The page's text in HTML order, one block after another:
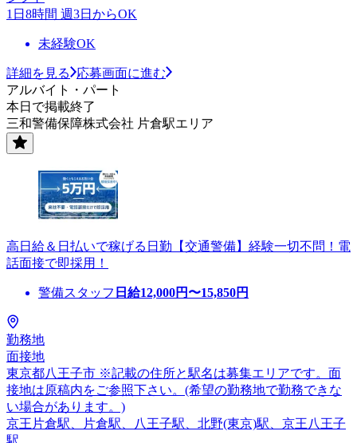
1日8時間 週3日からOK
未経験OK
詳細を見る
応募画面に進む
アルバイト・パート
本日で掲載終了
三和警備保障株式会社 片倉駅エリア
高日給＆日払いで稼げる日勤【交通警備】経験一切不問！電
話面接で即採用！
警備スタッフ 日給12,000円〜15,850円
勤務地
面接地
東京都八王子市 ※記載の住所と駅名は募集エリアです。面
接地は原稿内をご参照下さい。(希望の勤務地で勤務できな
い場合があります。)
京王片倉駅、片倉駅、八王子駅、北野(東京)駅、京王八王子
駅